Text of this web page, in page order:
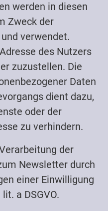
werden in diesen
Zweck der
verwendet.
des Nutzers
zuzustellen. Die
Daten
dient dazu,
oder der
zu verhindern.
der
Newsletter durch
einer Einwilligung
a DSGVO.